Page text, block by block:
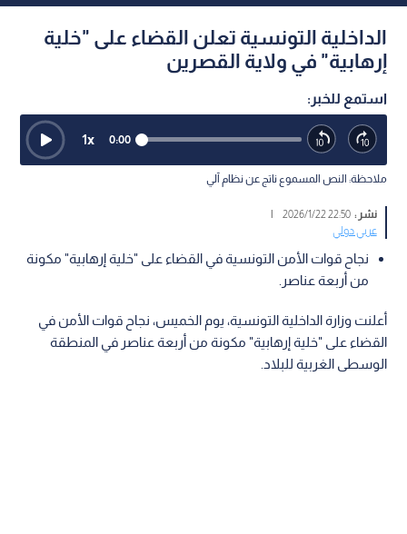
الداخلية التونسية تعلن القضاء على "خلية
إرهابية" في ولاية القصرين
استمع للخبر:
0:00
1x
ملاحظة: النص المسموع ناتج عن نظام آلي
نشر :22:50 2026/1/22
|
عربي دولي
نجاح قوات الأمن التونسية في القضاء على "خلية إرهابية" مكونة
من أربعة عناصر.
أعلنت وزارة الداخلية التونسية، يوم الخميس، نجاح قوات الأمن في
القضاء على "خلية إرهابية" مكونة من أربعة عناصر في المنطقة
الوسطى الغربية للبلاد.